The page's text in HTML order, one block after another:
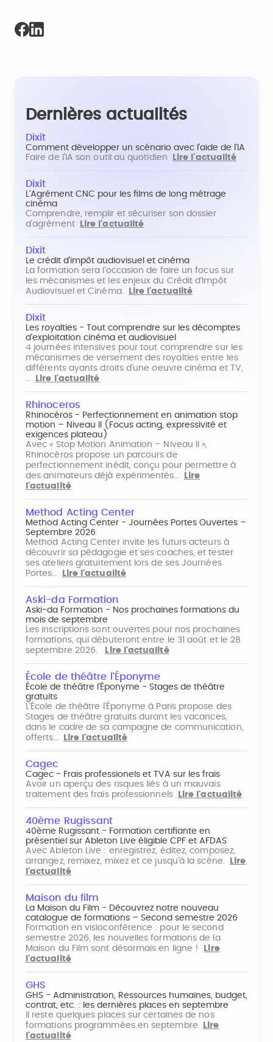
Dernières actualités
Dixit
Comment développer un scénario avec l'aide de l'IA
Faire de l'IA son outil au quotidien
Lire l'actualité
Dixit
L'Agrément CNC pour les films de long métrage
cinéma
Comprendre, remplir et sécuriser son dossier
d'agrément
Lire l'actualité
Dixit
Le crédit d'impôt audiovisuel et cinéma
La formation sera l'occasion de faire un focus sur
les mécanismes et les enjeux du Crédit d'Impôt
Audiovisuel et Cinéma.
Lire l'actualité
Dixit
Les royalties - Tout comprendre sur les décomptes
d'exploitation cinéma et audiovisuel
4 journées intensives pour tout comprendre sur les
mécanismes de versement des royalties entre les
différents ayants droits d'une oeuvre cinéma et TV,
…
Lire l'actualité
Rhinoceros
Rhinocéros - Perfectionnement en animation stop
motion – Niveau II (Focus acting, expressivité et
exigences plateau)
Avec « Stop Motion Animation – Niveau II »,
Rhinocéros propose un parcours de
perfectionnement inédit, conçu pour permettre à
des animateurs déjà expérimentés…
Lire
l'actualité
Method Acting Center
Method Acting Center - Journées Portes Ouvertes –
Septembre 2026
Method Acting Center invite les futurs acteurs à
découvrir sa pédagogie et ses coaches, et tester
ses ateliers gratuitement lors de ses Journées
Portes…
Lire l'actualité
Aski-da Formation
Aski-da Formation - Nos prochaines formations du
mois de septembre
Les inscriptions sont ouvertes pour nos prochaines
formations, qui débuteront entre le 31 août et le 28
septembre 2026.
Lire l'actualité
École de théâtre l'Éponyme
École de théâtre l'Éponyme - Stages de théâtre
gratuits
L'École de théâtre l'Éponyme à Paris propose des
Stages de théâtre gratuits durant les vacances,
dans le cadre de sa campagne de communication,
offerts…
Lire l'actualité
Cagec
Cagec - Frais professionels et TVA sur les frais
Avoir un aperçu des risques liés à un mauvais
traitement des frais professionnels
Lire l'actualité
40ème Rugissant
40ème Rugissant - Formation certifiante en
présentiel sur Ableton Live éligible CPF et AFDAS
Avec Ableton Live : enregistrez, éditez, composez,
arrangez, remixez, mixez et ce jusqu'à la scène.
Lire
l'actualité
Maison du film
La Maison du Film - Découvrez notre nouveau
catalogue de formations – Second semestre 2026
Formation en visioconférence : pour le second
semestre 2026, les nouvelles formations de la
Maison du Film sont désormais en ligne !
Lire
l'actualité
GHS
GHS - Administration, Ressources humaines, budget,
contrat, etc. : les dernières places en septembre
Il reste quelques places sur certaines de nos
formations programmées en septembre
Lire
l'actualité